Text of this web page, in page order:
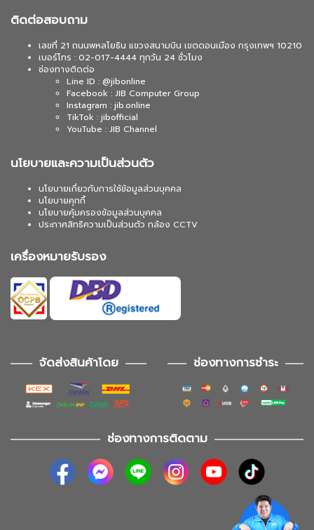
ติดต่อสอบถาม
เลขที่ 21 ถนนพหลโยธิน แขวงสนามบิน เขตดอนเมือง กรุงเทพฯ 10210
เบอร์โทร : 02-017-4444 ทุกวัน 24 ชั่วโมง
ช่องทางติดต่อ
Line ID : @jibonline
Facebook : JIB Computer Group
Instagram : jib.online
TikTok : jibofficial
YouTube : JIB Channel
นโยบายและความเป็นส่วนตัว
นโยบายเกี่ยวกับการใช้ข้อมูลส่วนบุคคล
นโยบายคุกกี้
นโยบายคุ้มครองข้อมูลส่วนบุคคล
ประกาศสิทธิความเป็นส่วนตัว กล้อง CCTV
เครื่องหมายรับรอง
จัดส่งสินค้าโดย ช่องทางการชำระ
ช่องทางการติดตาม